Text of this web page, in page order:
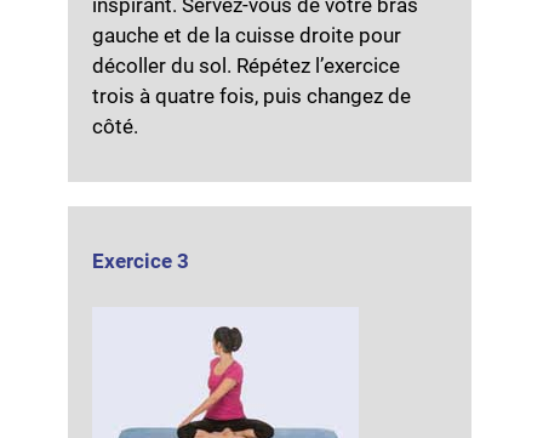
inspirant. Servez-vous de votre bras
gauche et de la cuisse droite pour
décoller du sol. Répétez l’exercice
trois à quatre fois, puis changez de
côté.
Exercice 3